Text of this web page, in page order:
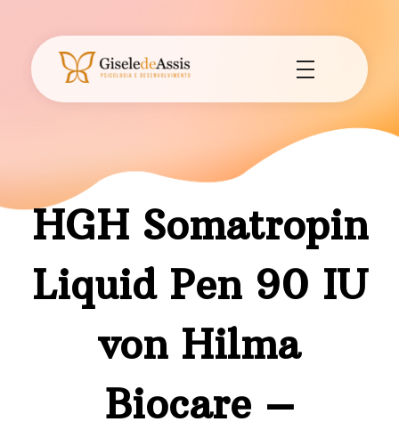
HGH Somatropin
Liquid Pen 90 IU
von Hilma
Biocare –